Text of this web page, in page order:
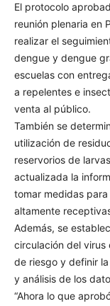
El protocolo
reunión plenaria en
realizar el
dengue y dengue
escuelas con
a repelentes e
venta al público.
También se
utilización de
reservorios de
actualizada la
tomar medidas
altamente
Además, se
circulación del virus
de riesgo y definir
y análisis de los
“Ahora lo que